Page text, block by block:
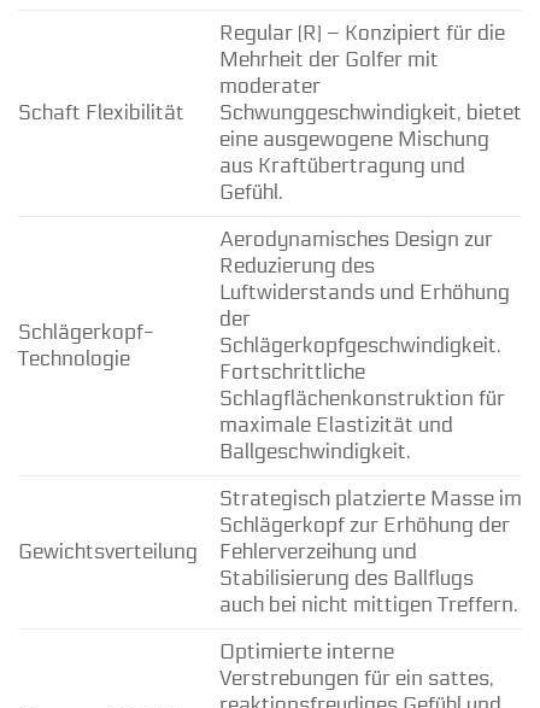
Schaft Flexibilität
Regular (R) – Konzipiert für die
Mehrheit der Golfer mit
moderater
Schwunggeschwindigkeit, bietet
eine ausgewogene Mischung
aus Kraftübertragung und
Gefühl.
Schlägerkopf-
Technologie
Aerodynamisches Design zur
Reduzierung des
Luftwiderstands und Erhöhung
der
Schlägerkopfgeschwindigkeit.
Fortschrittliche
Schlagflächenkonstruktion für
maximale Elastizität und
Ballgeschwindigkeit.
Gewichtsverteilung
Strategisch platzierte Masse im
Schlägerkopf zur Erhöhung der
Fehlerverzeihung und
Stabilisierung des Ballflugs
auch bei nicht mittigen Treffern.
Optimierte interne
Verstrebungen für ein sattes,